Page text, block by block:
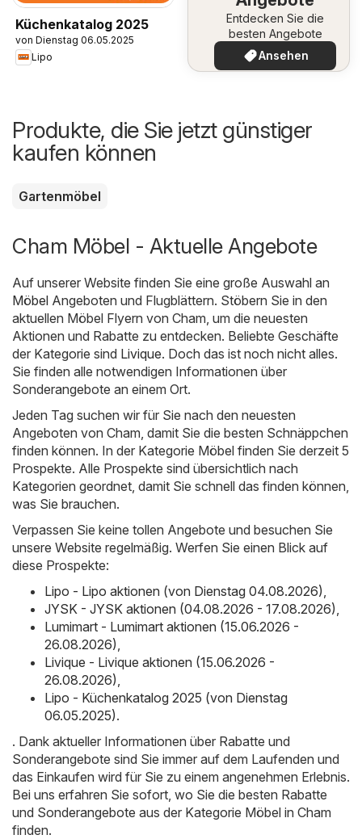
Küchenkatalog 2025
von Dienstag 06.05.2025
Lipo
Entdecken Sie die
besten Angebote
Ansehen
Produkte, die Sie jetzt günstiger
kaufen können
Gartenmöbel
Cham Möbel - Aktuelle Angebote
Auf unserer Website finden Sie eine große Auswahl an
Möbel Angeboten und Flugblättern. Stöbern Sie in den
aktuellen Möbel Flyern von Cham, um die neuesten
Aktionen und Rabatte zu entdecken. Beliebte Geschäfte
der Kategorie sind Livique. Doch das ist noch nicht alles.
Sie finden alle notwendigen Informationen über
Sonderangebote an einem Ort.
Jeden Tag suchen wir für Sie nach den neuesten
Angeboten von Cham, damit Sie die besten Schnäppchen
finden können. In der Kategorie Möbel finden Sie derzeit 5
Prospekte. Alle Prospekte sind übersichtlich nach
Kategorien geordnet, damit Sie schnell das finden können,
was Sie brauchen.
Verpassen Sie keine tollen Angebote und besuchen Sie
unsere Website regelmäßig. Werfen Sie einen Blick auf
diese Prospekte:
Lipo - Lipo aktionen (von Dienstag 04.08.2026)
JYSK - JYSK aktionen (04.08.2026 - 17.08.2026)
Lumimart - Lumimart aktionen (15.06.2026 -
26.08.2026)
Livique - Livique aktionen (15.06.2026 -
26.08.2026)
Lipo - Küchenkatalog 2025 (von Dienstag
06.05.2025).
. Dank aktueller Informationen über Rabatte und
Sonderangebote sind Sie immer auf dem Laufenden und
das Einkaufen wird für Sie zu einem angenehmen Erlebnis.
Bei uns erfahren Sie sofort, wo Sie die besten Rabatte
und Sonderangebote aus der Kategorie Möbel in Cham
finden.